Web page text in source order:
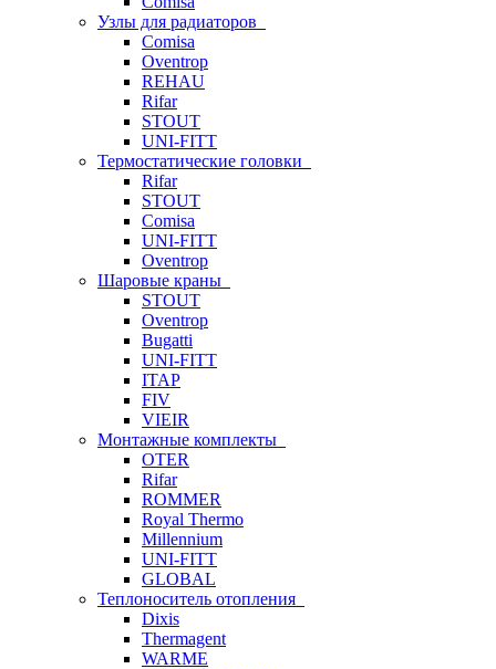
Узлы для радиаторов
Comisa
Oventrop
REHAU
Rifar
STOUT
UNI-FITT
Термостатические головки
Rifar
STOUT
Comisa
UNI-FITT
Oventrop
Шаровые краны
STOUT
Oventrop
Bugatti
UNI-FITT
ITAP
FIV
VIEIR
Монтажные комплекты
OTER
Rifar
ROMMER
Royal Thermo
Millennium
UNI-FITT
GLOBAL
Теплоноситель отопления
Dixis
Thermagent
WARME